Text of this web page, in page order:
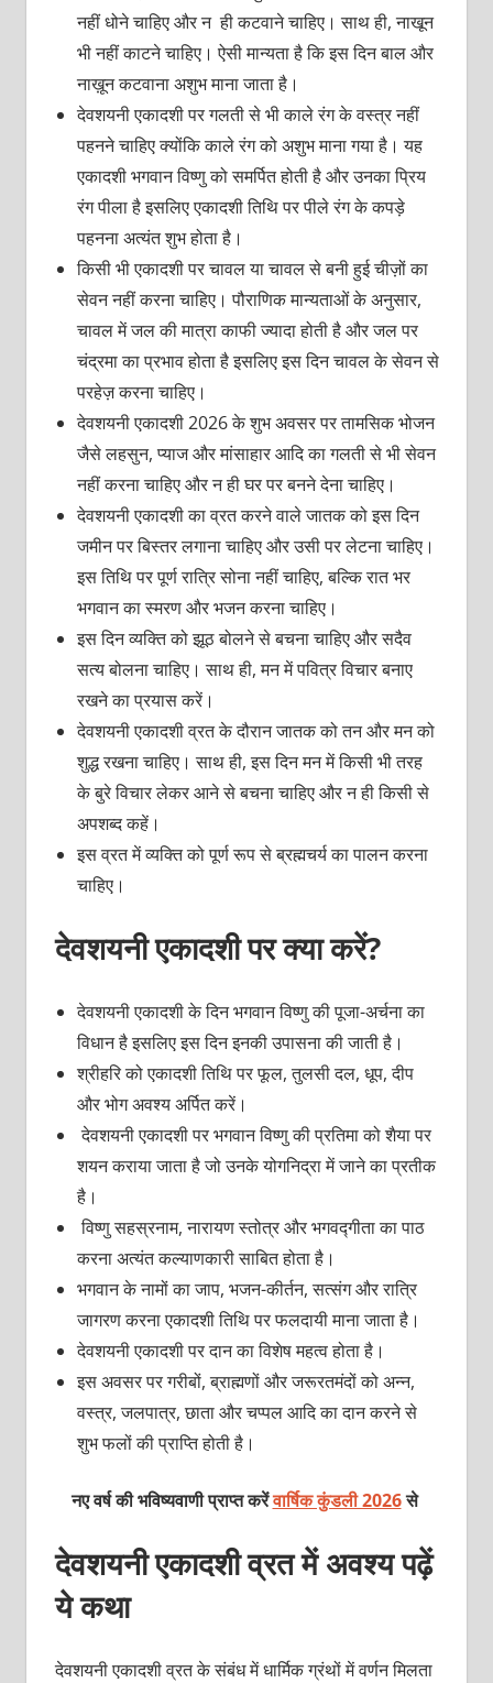
नहीं धोने चाहिए और न ही कटवाने चाहिए। साथ ही, नाखून
भी नहीं काटने चाहिए। ऐसी मान्यता है कि इस दिन बाल और
नाख़ून कटवाना अशुभ माना जाता है।
देवशयनी एकादशी पर गलती से भी काले रंग के वस्त्र नहीं
पहनने चाहिए क्योंकि काले रंग को अशुभ माना गया है। यह
एकादशी भगवान विष्णु को समर्पित होती है और उनका प्रिय
रंग पीला है इसलिए एकादशी तिथि पर पीले रंग के कपड़े
पहनना अत्यंत शुभ होता है।
किसी भी एकादशी पर चावल या चावल से बनी हुई चीज़ों का
सेवन नहीं करना चाहिए। पौराणिक मान्यताओं के अनुसार,
चावल में जल की मात्रा काफी ज्यादा होती है और जल पर
चंद्रमा का प्रभाव होता है इसलिए इस दिन चावल के सेवन से
परहेज़ करना चाहिए।
देवशयनी एकादशी 2026 के शुभ अवसर पर तामसिक भोजन
जैसे लहसुन, प्याज और मांसाहार आदि का गलती से भी सेवन
नहीं करना चाहिए और न ही घर पर बनने देना चाहिए।
देवशयनी एकादशी का व्रत करने वाले जातक को इस दिन ​
जमीन पर बिस्तर लगाना चाहिए और उसी पर लेटना चाहिए।
इस तिथि पर पूर्ण रात्रि सोना नहीं चाहिए, बल्कि रात भर
भगवान का स्मरण और भजन करना चाहिए।
इस दिन व्यक्ति को झूठ बोलने से बचना चाहिए और सदैव
सत्य बोलना चाहिए। साथ ही, मन में पवित्र विचार बनाए
रखने का प्रयास करें।
देवशयनी एकादशी व्रत के दौरान जातक को तन और मन को
शुद्ध रखना चाहिए। साथ ही, इस दिन मन में किसी भी तरह
के बुरे विचार लेकर आने से बचना चाहिए और न ही किसी से
अपशब्द कहें।
इस व्रत में व्यक्ति को पूर्ण रूप से ब्रह्मचर्य का पालन करना
चाहिए।
देवशयनी एकादशी पर क्या करें?
देवशयनी एकादशी के दिन भगवान विष्णु की पूजा-अर्चना का
विधान है इसलिए इस दिन इनकी उपासना की जाती है।
श्रीहरि को एकादशी तिथि पर फूल, तुलसी दल, धूप, दीप
और भोग अवश्य अर्पित करें।
देवशयनी एकादशी पर भगवान विष्णु की प्रतिमा को शैया पर
शयन कराया जाता है जो उनके योगनिद्रा में जाने का प्रतीक
है।
विष्णु सहस्रनाम, नारायण स्तोत्र और भगवद्गीता का पाठ
करना अत्यंत कल्याणकारी साबित होता है।
भगवान के नामों का जाप, भजन-कीर्तन, सत्संग और रात्रि
जागरण करना एकादशी तिथि पर फलदायी माना जाता है।
देवशयनी एकादशी पर दान का विशेष महत्व होता है।
इस अवसर पर गरीबों, ब्राह्मणों और जरूरतमंदों को अन्न,
वस्त्र, जलपात्र, छाता और चप्पल आदि का दान करने से
शुभ फलों की प्राप्ति होती है।
नए वर्ष की भविष्यवाणी प्राप्त करेंवार्षिक कुंडली 2026से
देवशयनी एकादशी व्रत में अवश्य पढ़ें
ये कथा
देवशयनी एकादशी व्रत के संबंध में धार्मिक ग्रंथों में वर्णन मिलता